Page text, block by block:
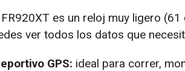
FR920XT es un reloj muy ligero
ver todos los datos que
GPS: ideal para correr,